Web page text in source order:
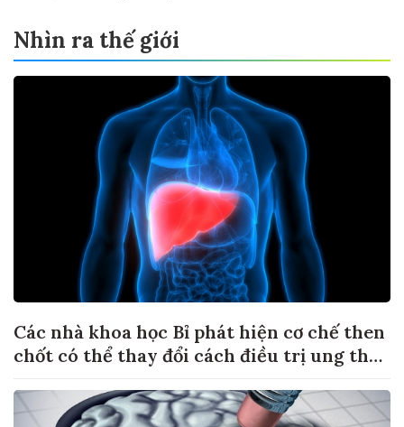
Nhìn ra thế giới
Các nhà khoa học Bỉ phát hiện cơ chế then
chốt có thể thay đổi cách điều trị ung thư